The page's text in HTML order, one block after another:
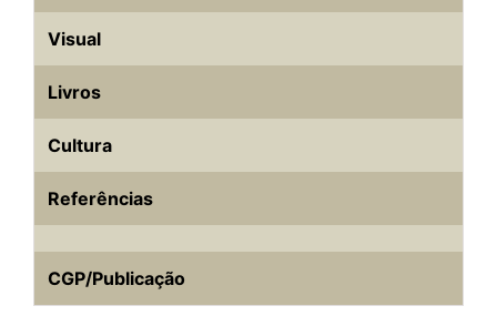
Visual
Livros
Cultura
Referências
CGP/Publicação